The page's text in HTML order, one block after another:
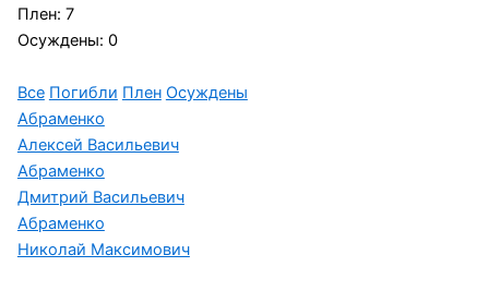
Плен: 7
Осуждены: 0
Все Погибли Плен Осуждены
Абраменко
Алексей Васильевич
Абраменко
Дмитрий Васильевич
Абраменко
Николай Максимович